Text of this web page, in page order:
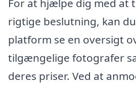
For at hjælpe dig med at
rigtige beslutning, kan
platform se en oversigt
tilgængelige fotografer
deres priser. Ved at